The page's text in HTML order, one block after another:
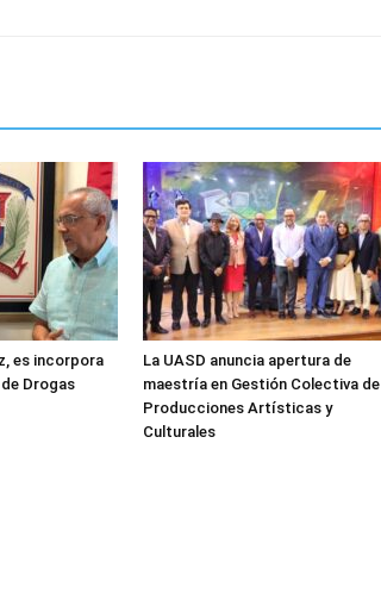
es incorpora
Drogas
La UASD anuncia apertura de
maestría en Gestión Colectiva de
Producciones Artísticas y
Culturales